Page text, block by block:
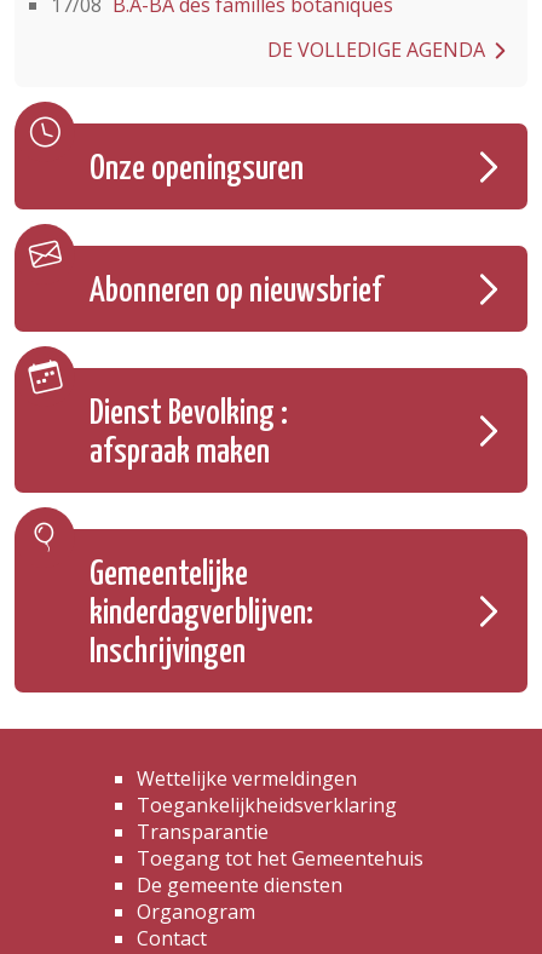
DE VOLLEDIGE AGENDA
Onze openingsuren
Abonneren op nieuwsbrief
Dienst Bevolking :
afspraak maken
Gemeentelijke
kinderdagverblijven:
Inschrijvingen
Wettelijke vermeldingen
Toegankelijkheidsverklaring
Transparantie
Toegang tot het Gemeentehuis
De gemeente diensten
Organogram
Contact